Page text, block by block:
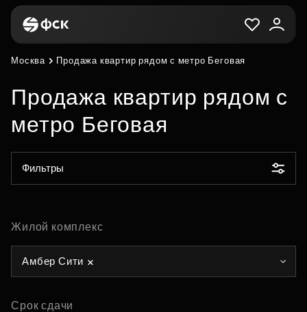
Москва Продажа квартир рядом с метро Беговая
Продажа квартир рядом с
метро Беговая
Фильтры
Жилой комплекс
Амбер Сити
Срок сдачи